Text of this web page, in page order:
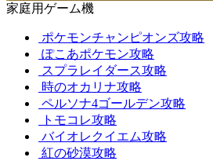
家庭用ゲーム機
ポケモンチャンピオンズ攻略
ぽこあポケモン攻略
スプラレイダース攻略
時のオカリナ攻略
ペルソナ4ゴールデン攻略
トモコレ攻略
バイオレクイエム攻略
紅の砂漠攻略